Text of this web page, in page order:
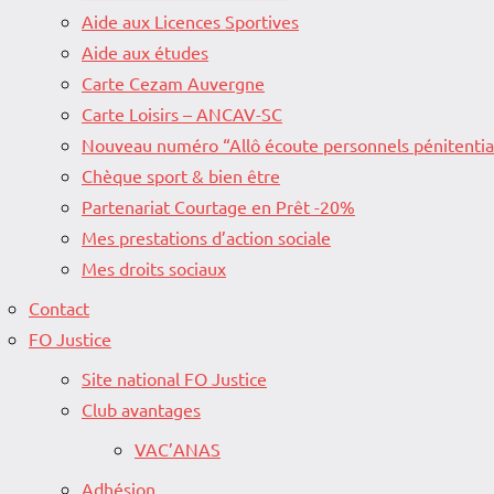
Aide aux Licences Sportives
Aide aux études
Carte Cezam Auvergne
Carte Loisirs – ANCAV-SC
Nouveau numéro “Allô écoute personnels
Chèque sport & bien être
Partenariat Courtage en Prêt -20%
Mes prestations d’action sociale
Mes droits sociaux
Contact
FO Justice
Site national FO Justice
Club avantages
VAC’ANAS
Adhésion